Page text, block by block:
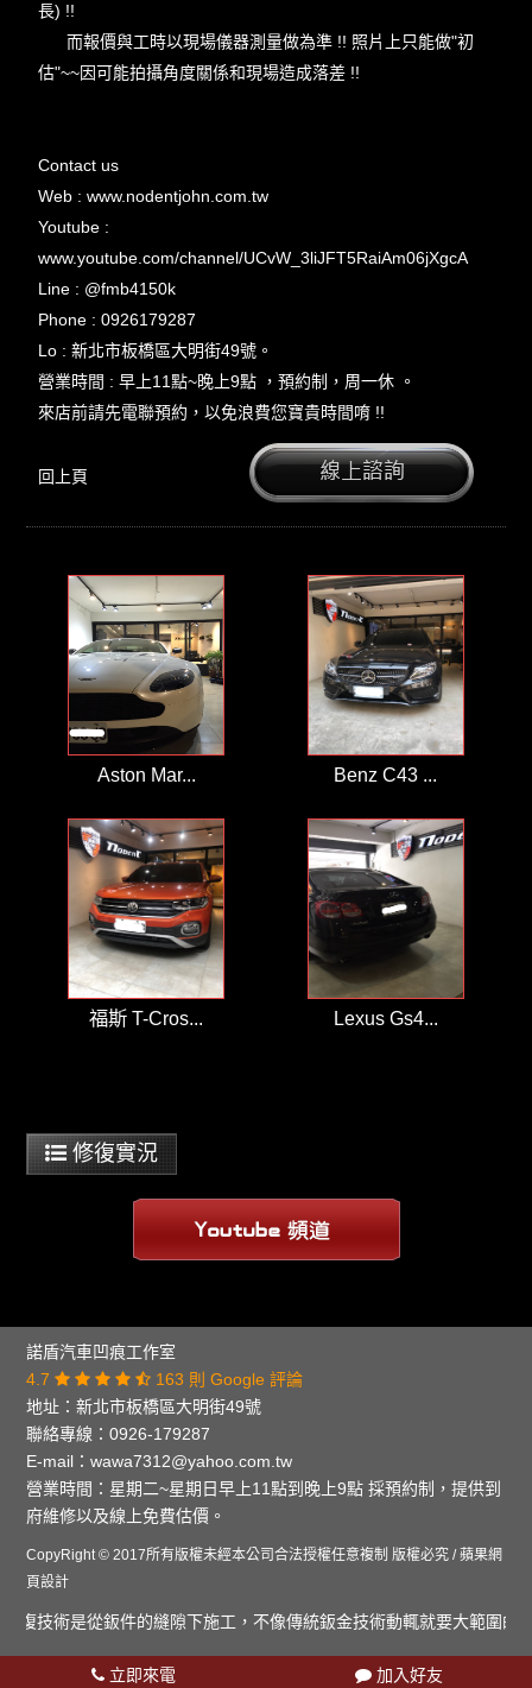
長) !!
而報價與工時以現場儀器測量做為準 !! 照片上只能做"初
估"~~因可能拍攝角度關係和現場造成落差 !!
Contact us
Web :www.nodentjohn.com.tw
Youtube :
www.youtube.com/channel/UCvW_3liJFT5RaiAm06jXgcA
Line : @fmb4150k
Phone : 0926179287
Lo : 新北市板橋區大明街49號。
營業時間 : 早上11點~晚上9點 ，預約制，周一休 。
來店前請先電聯預約，以免浪費您寶貴時間唷 !!
回上頁
Aston Mar... Benz C43 ...
福斯 T-Cros... Lexus Gs4...
修復實況
諾盾汽車凹痕工作室
4.7
163 則 Google 評論
地址：新北市板橋區大明街49號
聯絡專線：0926-179287
E-mail：wawa7312@yahoo.com.tw
營業時間：星期二~星期日早上11點到晚上9點 採預約制，提供到
府維修以及線上免費估價。
CopyRight © 2017所有版權未經本公司合法授權任意複制 版權必究 /蘋果網
頁設計
技術是從鈑件的縫隙下施工，不像傳統鈑金技術動輒就要大範圍的拆
立即來電 加入好友